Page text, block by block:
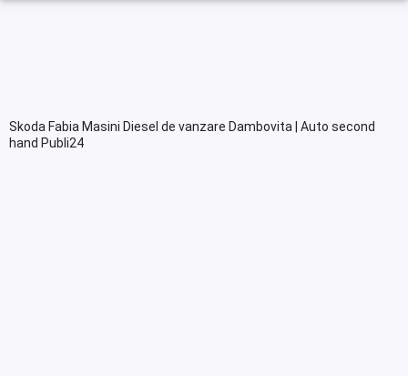
Skoda Fabia Masini Diesel de vanzare Dambovita | Auto second
hand Publi24